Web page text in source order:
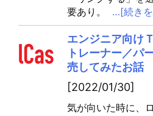
要あり。
…[続き
エンジニア向け
トレーナー／パ
売してみたお話
[2022/01/30]
気が向いた時に、